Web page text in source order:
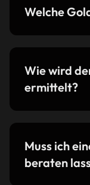
Welche
Wie wird
ermittelt?
Muss ich
beraten